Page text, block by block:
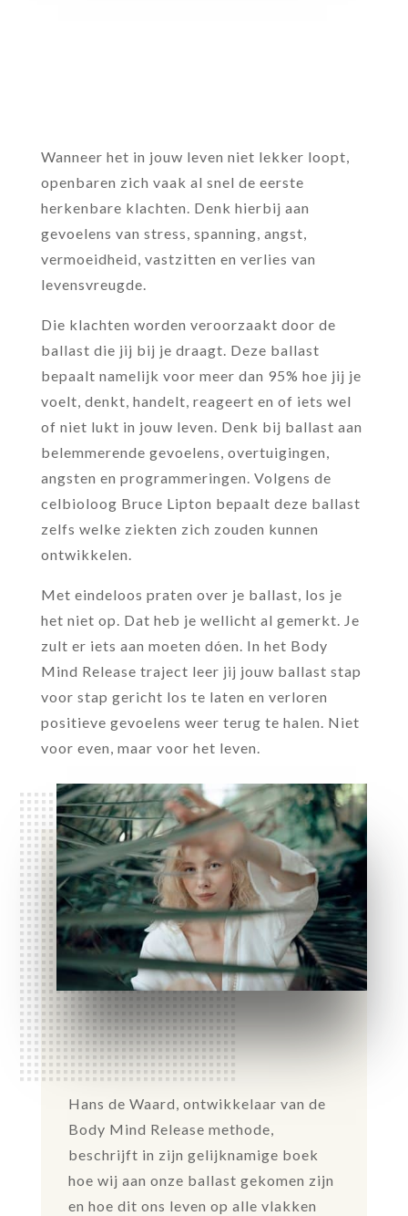
Wanneer het in jouw leven niet lekker loopt,
openbaren zich vaak al snel de eerste
herkenbare klachten. Denk hierbij aan
gevoelens van stress, spanning, angst,
vermoeidheid, vastzitten en verlies van
levensvreugde.
Die klachten worden veroorzaakt door de
ballast die jij bij je draagt. Deze ballast
bepaalt namelijk voor meer dan 95% hoe jij je
voelt, denkt, handelt, reageert en of iets wel
of niet lukt in jouw leven. Denk bij ballast aan
belemmerende gevoelens, overtuigingen,
angsten en programmeringen. Volgens de
celbioloog Bruce Lipton bepaalt deze ballast
zelfs welke ziekten zich zouden kunnen
ontwikkelen.
Met eindeloos praten over je ballast, los je
het niet op. Dat heb je wellicht al gemerkt. Je
zult er iets aan moeten dóen. In het Body
Mind Release traject leer jij jouw ballast stap
voor stap gericht los te laten en verloren
positieve gevoelens weer terug te halen. Niet
voor even, maar voor het leven.
Hans de Waard, ontwikkelaar van de
Body Mind Release methode,
beschrijft in zijn gelijknamige boek
hoe wij aan onze ballast gekomen zijn
en hoe dit ons leven op alle vlakken